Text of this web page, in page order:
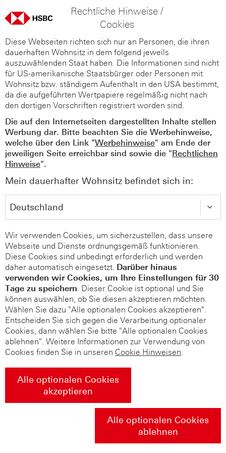
Rechtliche Hinweise /
Cookies
Diese Webseiten richten sich nur an Personen, die ihren
dauerhaften Wohnsitz in dem folgend jeweils
auszuwählenden Staat haben. Die Informationen sind nicht
für US-amerikanische Staatsbürger oder Personen mit
Wohnsitz bzw. ständigem Aufenthalt in den USA bestimmt,
da die aufgeführten Wertpapiere regelmäßig nicht nach
den dortigen Vorschriften registriert worden sind.
Die auf den Internetseiten dargestellten Inhalte stellen
Werbung dar. Bitte beachten Sie die Werbehinweise,
welche über den Link "Werbehinweise" am Ende der
jeweiligen Seite erreichbar sind sowie die "Rechtlichen
Hinweise".
Mein dauerhafter Wohnsitz befindet sich in:
Wir verwenden Cookies, um sicherzustellen, dass unsere
Webseite und Dienste ordnungsgemäß funktionieren.
Diese Cookies sind unbedingt erforderlich und werden
daher automatisch eingesetzt. Darüber hinaus
verwenden wir Cookies, um Ihre Einstellungen für 30
Tage zu speichern. Dieser Cookie ist optional und Sie
können auswählen, ob Sie diesen akzeptieren möchten.
Wählen Sie dazu "Alle optionalen Cookies akzeptieren".
Entscheiden Sie sich gegen die Verarbeitung optionaler
Cookies, dann wählen Sie bitte "Alle optionalen Cookies
ablehnen". Weitere Informationen zur Verwendung von
Cookies finden Sie in unseren Cookie Hinweisen.
Alle optionalen Cookies
akzeptieren
Alle optionalen Cookies
ablehnen